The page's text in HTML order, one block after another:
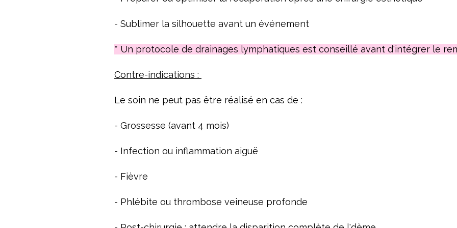
- Sublimer la silhouette avant un événement
* Un protocole de drainages lymphatiques est conseillé avant d'intégrer le
Contre-indications :
Le soin ne peut pas être réalisé en cas de :
- Grossesse (avant 4 mois)
- Infection ou inflammation aiguë
- Fièvre
- Phlébite ou thrombose veineuse profonde